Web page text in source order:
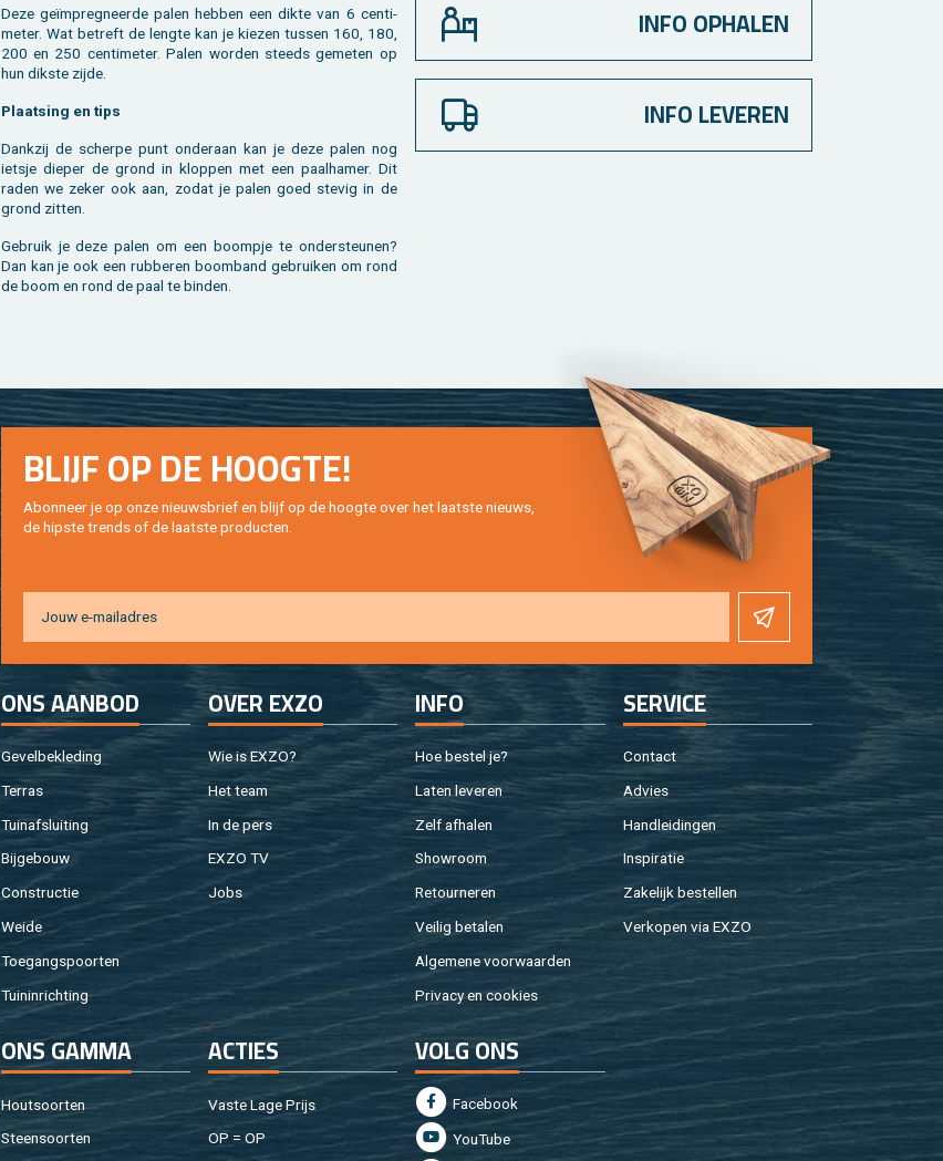
Deze geïmpreg­neer­de palen heb­ben een dikte van 6 cen­ti­
me­ter. Wat be­treft de leng­te kan je kie­zen tus­sen 160, 180,
200 en 250 cen­ti­me­ter. Palen wor­den steeds ge­me­ten op
hun dik­s­te zijde.
Plaat­sing en tips
Dank­zij de scher­pe punt on­der­aan kan je deze palen nog
iets­je die­per de grond in klop­pen met een paal­ha­mer. Dit
raden we zeker ook aan, zodat je palen goed ste­vig in de
grond zit­ten.
Ge­bruik je deze palen om een boom­pje te on­der­steu­nen?
Dan kan je ook een rub­be­ren boom­band ge­brui­ken om rond
de boom en rond de paal te bin­den.
INFO OPHALEN
INFO LEVEREN
BLIJF OP DE HOOG­TE!
Abon­neer je op onze nieuws­brief en blijf op de hoog­te over het laat­ste nieuws,
de hip­s­te trends of de laat­ste pro­duc­ten.
ONS AAN­BOD
Ge­vel­be­kle­ding
Ter­ras
Tuin­af­slui­ting
Bij­ge­bouw
Con­struc­tie
Weide
Toe­gangs­poor­ten
Tuin­in­rich­ting
OVER EXZO
Wie is EXZO?
Het team
In de pers
EXZO TV
Jobs
INFO
Hoe be­stel je?
Laten le­ve­ren
Zelf af­ha­len
Show­room
Re­tour­ne­ren
Vei­lig be­ta­len
Al­ge­me­ne voor­waar­den
Pri­va­cy en coo­kies
SER­VI­CE
Con­tact
Ad­vies
Hand­lei­din­gen
In­spi­ra­tie
Za­ke­lijk be­stel­len
Ver­ko­pen via EXZO
ONS GAMMA
Hout­soor­ten
Steen­soor­ten
AC­TIES
Vaste Lage Prijs
OP = OP
VOLG ONS
Fa­cebook
You­Tu­be